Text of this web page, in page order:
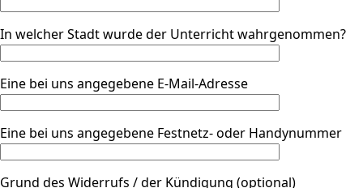
In welcher Stadt wurde der Unterricht wahrgenommen?
Eine bei uns angegebene E-Mail-Adresse
Eine bei uns angegebene Festnetz- oder Handynummer
Grund des Widerrufs / der Kündigung (optional)